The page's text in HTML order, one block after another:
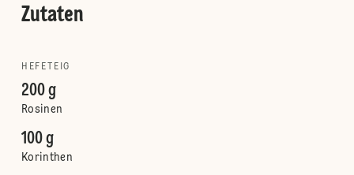
Zutaten
HEFETEIG
200 g
Rosinen
100 g
Korinthen